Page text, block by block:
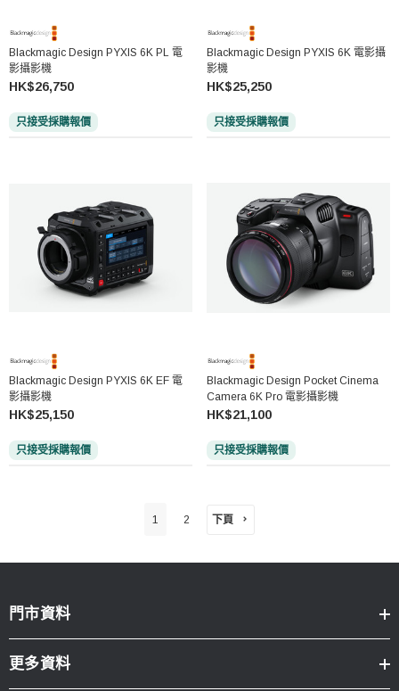
Blackmagic Design PYXIS 6K PL 電
影攝影機
HK$26,750
只接受採購報價
Blackmagic Design PYXIS 6K 電影攝
影機
HK$25,250
只接受採購報價
Blackmagic Design PYXIS 6K EF 電
影攝影機
HK$25,150
只接受採購報價
Blackmagic Design Pocket Cinema
Camera 6K Pro 電影攝影機
HK$21,100
只接受採購報價
1 2 下頁
門市資料
更多資料